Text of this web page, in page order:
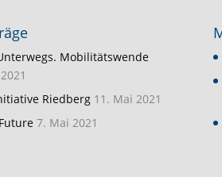
Mobilitätswende
Riedberg 11. Mai 2021
7. Mai 2021